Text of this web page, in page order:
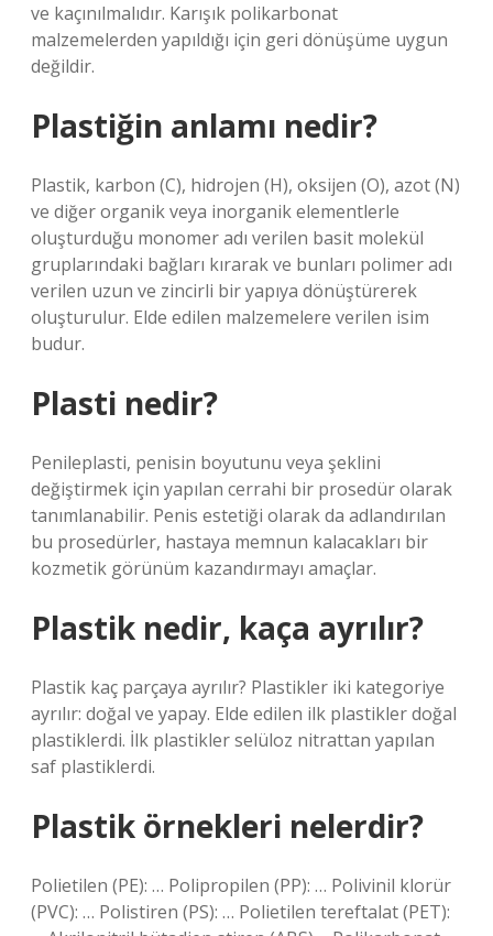
ve kaçınılmalıdır. Karışık polikarbonat
malzemelerden yapıldığı için geri dönüşüme uygun
değildir.
Plastiğin anlamı nedir?
Plastik, karbon (C), hidrojen (H), oksijen (O), azot (N)
ve diğer organik veya inorganik elementlerle
oluşturduğu monomer adı verilen basit molekül
gruplarındaki bağları kırarak ve bunları polimer adı
verilen uzun ve zincirli bir yapıya dönüştürerek
oluşturulur. Elde edilen malzemelere verilen isim
budur.
Plasti nedir?
Penileplasti, penisin boyutunu veya şeklini
değiştirmek için yapılan cerrahi bir prosedür olarak
tanımlanabilir. Penis estetiği olarak da adlandırılan
bu prosedürler, hastaya memnun kalacakları bir
kozmetik görünüm kazandırmayı amaçlar.
Plastik nedir, kaça ayrılır?
Plastik kaç parçaya ayrılır? Plastikler iki kategoriye
ayrılır: doğal ve yapay. Elde edilen ilk plastikler doğal
plastiklerdi. İlk plastikler selüloz nitrattan yapılan
saf plastiklerdi.
Plastik örnekleri nelerdir?
Polietilen (PE): … Polipropilen (PP): … Polivinil klorür
(PVC): … Polistiren (PS): … Polietilen tereftalat (PET):